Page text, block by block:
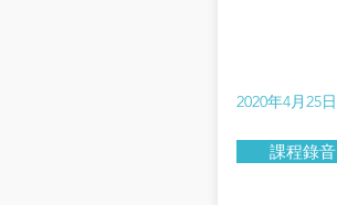
2020年4月25日
課程錄音